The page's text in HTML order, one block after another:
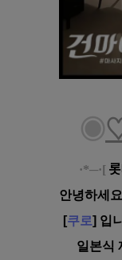
◉
·*─·[
안녕하세
[쿠로] 입
일본식